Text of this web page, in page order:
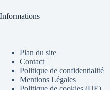
Informations
Plan du site
Contact
Politique de confidentialité
Mentions Légales
Politique de cookies (UE)